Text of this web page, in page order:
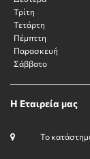
Τρίτη
Τετάρτη
Πέμπττη
Παρασκευή
Σάββατο
Η Εταιρεία μας
Το